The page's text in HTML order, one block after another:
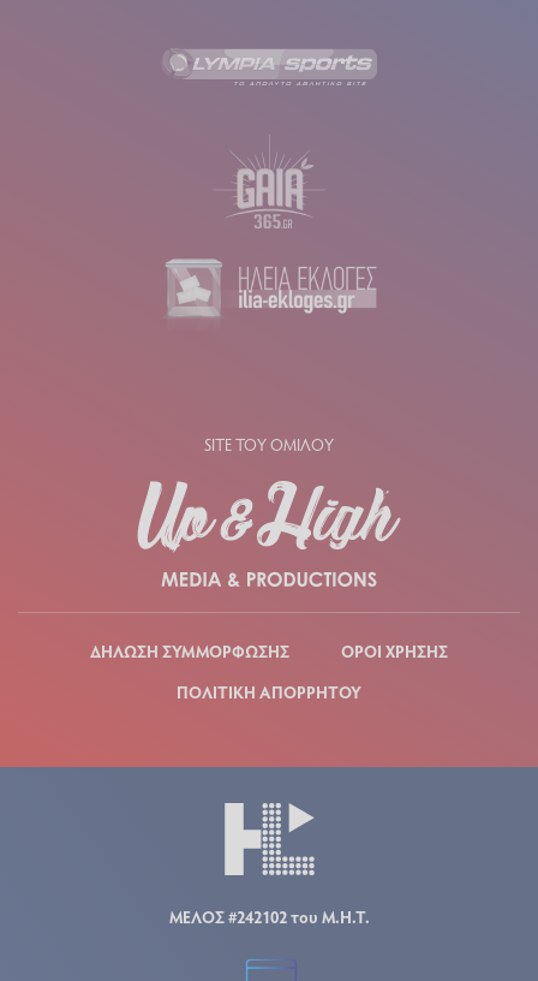
SITE ΤΟΥ ΟΜΙΛΟΥ
ΔΗΛΩΣΗ ΣΥΜΜΟΡΦΩΣΗΣ
ΟΡΟΙ ΧΡΗΣΗΣ
ΠΟΛΙΤΙΚΗ ΑΠΟΡΡΗΤΟΥ
ΜΕΛΟΣ #242102 του Μ.Η.Τ.